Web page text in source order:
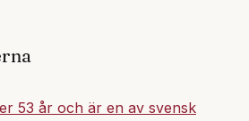
53 år och är en av svensk